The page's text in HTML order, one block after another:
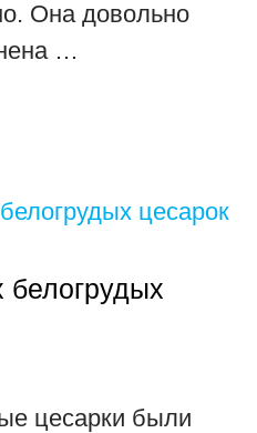
Она довольно
…
белогрудых
цесарки были